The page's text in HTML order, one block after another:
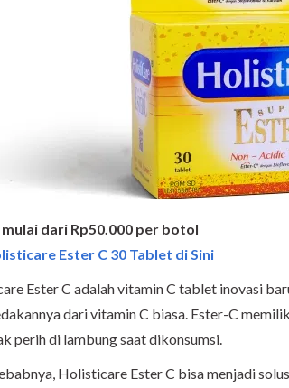
dari Rp50.000 per botol
Ester C 30 Tablet di Sini
Ester C adalah vitamin C tablet inovasi
dari vitamin C biasa. Ester-C
perih di lambung saat dikonsumsi.
Holisticare Ester C bisa menjadi